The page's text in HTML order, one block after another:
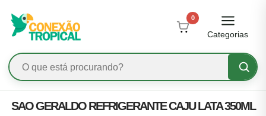
0
Categorias
SAO GERALDO REFRIGERANTE CAJU LATA 350ML